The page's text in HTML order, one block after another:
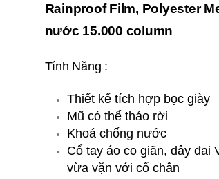
Rainproof Film, Polyester
nước 15.000 column
Tính Năng :
Thiết kế tích hợp bọc giày
Mũ có thể tháo rời
Khoá chống nước
Cổ tay áo co giãn, dây đai
vừa vặn với cổ chân